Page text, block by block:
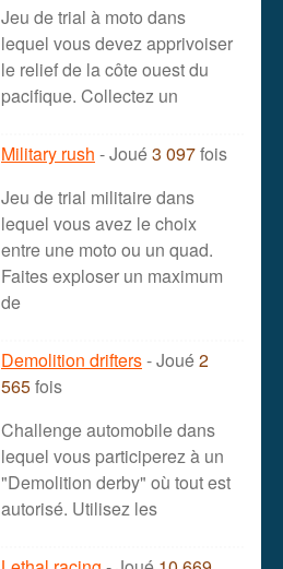
Jeu de trial à moto dans
lequel vous devez apprivoiser
le relief de la côte ouest du
pacifique. Collectez un
Military rush - Joué3 097fois
Jeu de trial militaire dans
lequel vous avez le choix
entre une moto ou un quad.
Faites exploser un maximum
de
Demolition drifters- Joué2
565fois
Challenge automobile dans
lequel vous participerez à un
"Demolition derby" où tout est
autorisé. Utilisez les